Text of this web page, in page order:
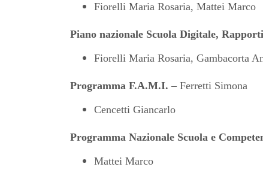
Fiorelli Maria Rosaria, Mattei Marco
Piano nazionale Scuola Digitale,
Fiorelli Maria Rosaria, Gambacorta
Programma F.A.M.I. – Ferretti Simona
Cencetti Giancarlo
Programma Nazionale Scuola e
Mattei Marco